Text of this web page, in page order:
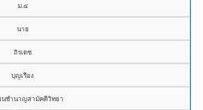
ม.๔
นาย
ถิรเดช
บุญเรือง
ยนชำนาญสามัคคีวิทยา